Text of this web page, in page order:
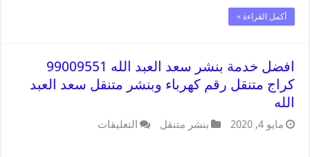
أكمل القراءة »
افضل خدمة بنشر سعد العبد الله 99009551
كراج متنقل رقم كهرباء وبنشر متنقل سعد العبد
الله
مايو 4, 2020 بنشر متنقل التعليقات